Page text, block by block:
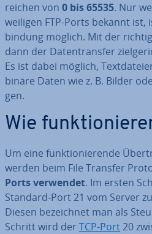
reichen von 0 bis 65535. Nur
wei­li­gen FTP-Ports bekannt
bin­dung möglich. Mit der
dann der Da­ten­trans­fer
Es ist dabei möglich,
binäre Daten wie z. B. Bilder
gen.
Wie
Um eine funk­tio­nie­ren­de
werden beim File Transfer
Ports verwendet. Im ersten
Standard-Port 21 vom Server
Diesen be­zeich­net man als
Schritt wird der TCP-Port20